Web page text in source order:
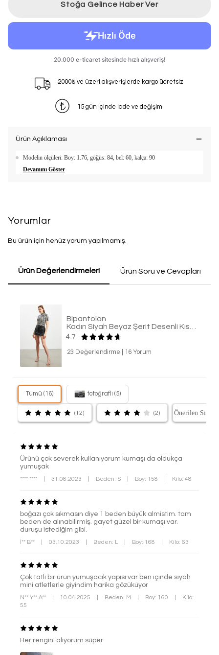
Stoğa Gelince Haber Ver
2000₺ ve üzeri alışverişlerde kargo ücretsiz
15 gün içinde iade ve değişim
Ürün Açıklaması
Modelin ölçüleri: Boy: 1.76, göğüs: 84, bel: 60, kalça: 90
Devamını Göster
Yorumlar
Bu ürün için henüz yorum yapılmamış.
Ürün Değerlendirmeleri Ürün Soru ve Cevapları
Bipantolon
4.7
23 Değerlendirme 16 Yorum
Tümü (16) fotoğraflı (5)
(12) (2)
Ürünü çok severek kullanıyorum kumaşı da oldukça
yumuşak
**** **** 31.08.2023 Beden: S Boy: 158 Kilo: 48
boğazı çok sıkmasın diye 1 beden büyük almistim. tam
beden de alınabilirmiş. gayet güzel bir kumaşı var.
duruşu istediğim gibi.
İ** B** 03.10.2023 Beden: L Boy: 168 Kilo: 63
Çok tatlı bir ürün yumuşacık yapısı var ben içinde siyah
mini atletlerle giyindim harika gözüküyor
N** Y** A** 10.04.2025 Beden: M Boy: 160
Kilo:
55
Her rengini alıyorum süper